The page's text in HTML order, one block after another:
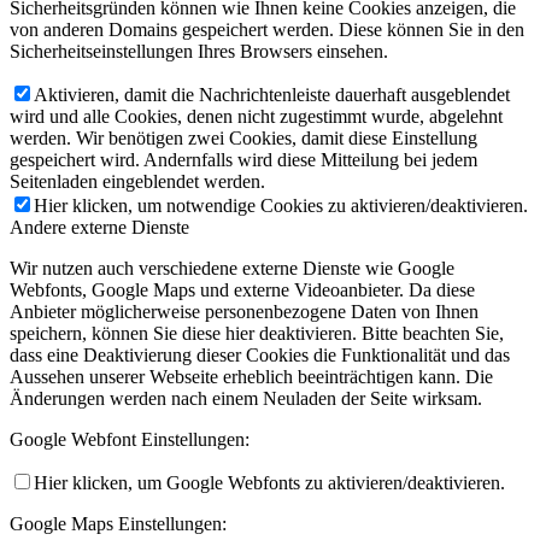
Sicherheitsgründen können wie Ihnen keine Cookies anzeigen, die
von anderen Domains gespeichert werden. Diese können Sie in den
Sicherheitseinstellungen Ihres Browsers einsehen.
Aktivieren, damit die Nachrichtenleiste dauerhaft ausgeblendet
wird und alle Cookies, denen nicht zugestimmt wurde, abgelehnt
werden. Wir benötigen zwei Cookies, damit diese Einstellung
gespeichert wird. Andernfalls wird diese Mitteilung bei jedem
Seitenladen eingeblendet werden.
Hier klicken, um notwendige Cookies zu aktivieren/deaktivieren.
Andere externe Dienste
Wir nutzen auch verschiedene externe Dienste wie Google
Webfonts, Google Maps und externe Videoanbieter. Da diese
Anbieter möglicherweise personenbezogene Daten von Ihnen
speichern, können Sie diese hier deaktivieren. Bitte beachten Sie,
dass eine Deaktivierung dieser Cookies die Funktionalität und das
Aussehen unserer Webseite erheblich beeinträchtigen kann. Die
Änderungen werden nach einem Neuladen der Seite wirksam.
Google Webfont Einstellungen:
Hier klicken, um Google Webfonts zu aktivieren/deaktivieren.
Google Maps Einstellungen: